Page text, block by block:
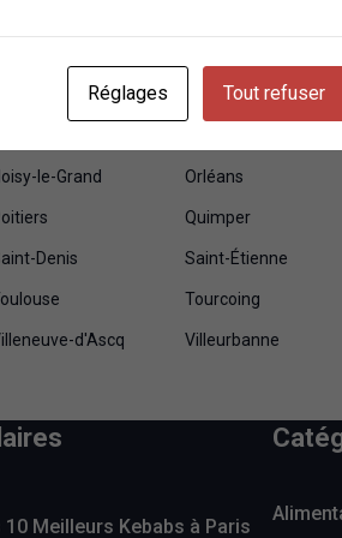
Mérignac
le-Grand Orléans
Quimper
Denis Saint-Étienne
Tourcoing
d'Ascq Villeurbanne
10 Meilleurs Kebabs à Paris
Réglages Tout refuser